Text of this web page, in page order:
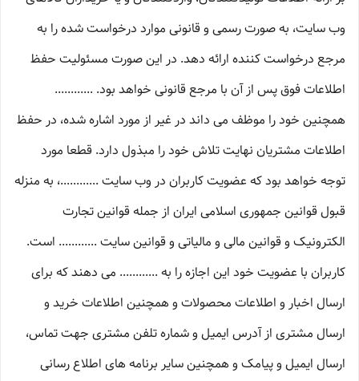
وب سایت، به صورت رسمی و قانونی موارد درخواست شده را به
مرجع درخواست کننده ارائه دهد. در این صورت مسئولیت حفظ
اطلاعات فوق پس از آن با مرجع قانونی خواهد بود. ............
همچنین خود را موظف می داند در غیر از مورد اشاره شده، در حفظ
اطلاعات مشتریان نهایت تلاش خود را مبذول دارد. قطعا مورد
توجه خواهد بود که عضویت کاربران در وب سایت ............، به منزله
قبول قوانین جمهوری اسلامی ایران از جمله قوانین تجارت
الکترونیک و قوانین مالی و مالیاتی و قوانین سایت ............ است.
کاربران با عضویت خود این اجازه را به ............ می دهند که برای
ارسال اخبار و اطلاعات محصولات و همچنین اطلاعات خرید و
ارسال مشتری از آدرس ایمیل و شماره تلفن مشتری جهت تماس،
ارسال ایمیل و پیامک و همچنین سایر برنامه های اطلاع رسانی